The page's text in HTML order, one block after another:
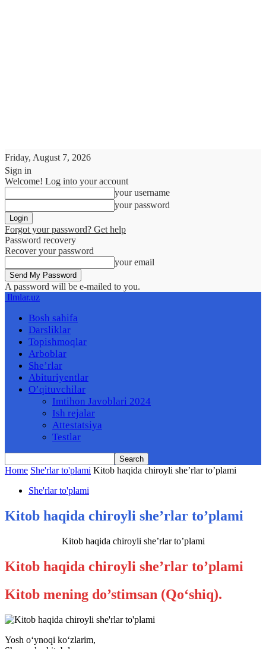
Friday, August 7, 2026
Sign in
Welcome! Log into your account
your username
your password
Forgot your password? Get help
Password recovery
Recover your password
your email
A password will be e-mailed to you.
Ilmlar.uz
Bosh sahifa
Darsliklar
Topishmoqlar
Arboblar
She’rlar
Abituriyentlar
O’qituvchilar
Imtihon Javoblari 2024
Ish rejalar
Attestatsiya
Testlar
Home She'rlar to'plami Kitob haqida chiroyli she’rlar to’plami
She'rlar to'plami
Kitob haqida chiroyli she’rlar to’plami
Kitob haqida chiroyli she’rlar to’plami
Kitob haqida chiroyli she’rlar to’plami
Kitob mening do’stimsan (Qo‘shiq).
Yosh o‘ynoqi ko‘zlarim,